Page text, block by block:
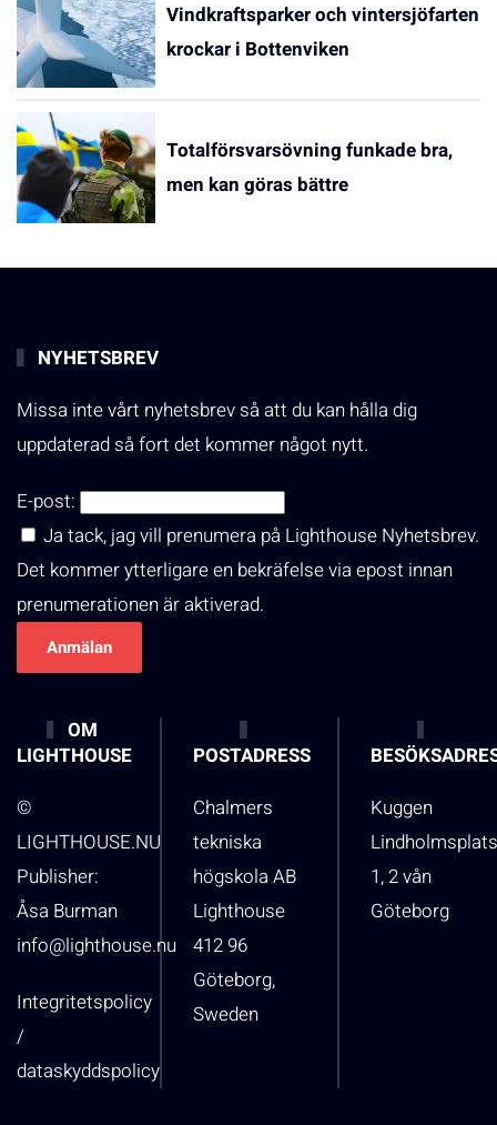
Vindkraftsparker och vintersjöfarten
krockar i Bottenviken
Totalförsvarsövning funkade bra,
men kan göras bättre
NYHETSBREV
Missa inte vårt nyhetsbrev så att du kan hålla dig
uppdaterad så fort det kommer något nytt.
E-post:
Ja tack, jag vill prenumera på Lighthouse Nyhetsbrev.
Det kommer ytterligare en bekräfelse via epost innan
prenumerationen är aktiverad.
OM
LIGHTHOUSE
©
LIGHTHOUSE.NU
Publisher:
Åsa Burman
info@lighthouse.nu
Integritetspolicy
/
dataskyddspolicy
POSTADRESS
Chalmers
tekniska
högskola AB
Lighthouse
412 96
Göteborg,
Sweden
Kuggen
1, 2 vån
Göteborg